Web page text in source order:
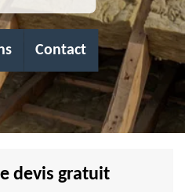
Contact
devis gratuit